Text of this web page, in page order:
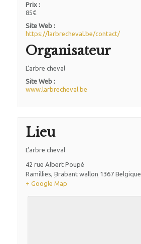
Prix :
85€
Site Web :
https://larbrecheval.be/contact/
Organisateur
L’arbre cheval
Site Web :
www.larbrecheval.be
Lieu
L’arbre cheval
42 rue Albert Poupé
Ramillies, Brabant wallon 1367 Belgique
+ Google Map